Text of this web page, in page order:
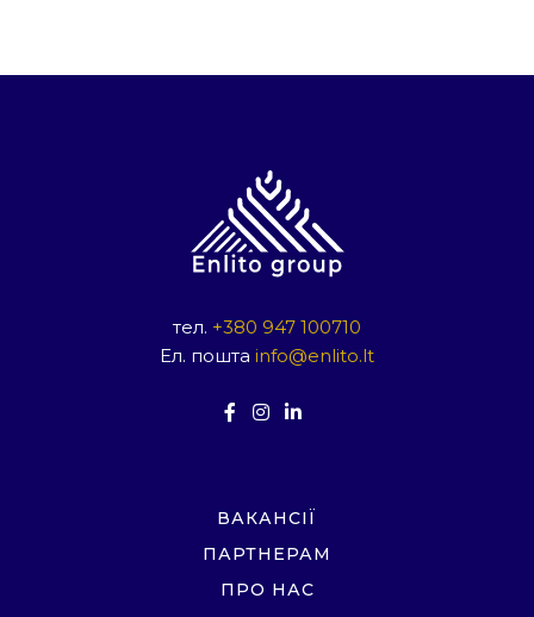
тел. +380 947 100710
Ел. пошта info@enlito.lt
ВАКАНСІЇ
ПАРТНЕРАМ
ПРО НАС